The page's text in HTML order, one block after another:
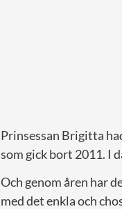
Prinsessan Brigitta
som gick bort 2011. I
Och genom åren har
med det enkla och